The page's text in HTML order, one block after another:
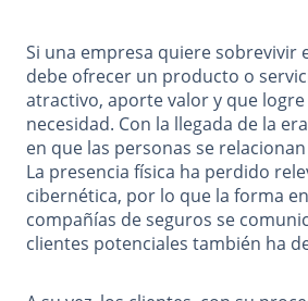
Si una empresa quiere sobrevivir
debe ofrecer un producto o
atractivo, aporte valor y que
necesidad. Con la llegada de la
en que las personas se
La presencia física ha perdido
cibernética, por lo que la forma
compañías de seguros se
clientes potenciales también ha